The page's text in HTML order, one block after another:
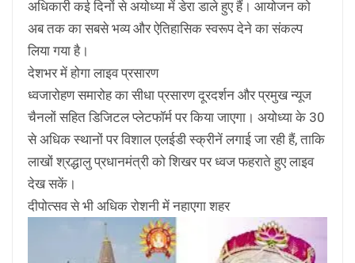
अधिकारी कई दिनों से अयोध्या में डेरा डाले हुए हैं। आयोजन को
अब तक का सबसे भव्य और ऐतिहासिक स्वरूप देने का संकल्प
लिया गया है।
देशभर में होगा लाइव प्रसारण
ध्वजारोहण समारोह का सीधा प्रसारण दूरदर्शन और प्रमुख न्यूज
चैनलों सहित डिजिटल प्लेटफॉर्म पर किया जाएगा। अयोध्या के 30
से अधिक स्थानों पर विशाल एलईडी स्क्रीनें लगाई जा रही हैं, ताकि
लाखों श्रद्धालु प्रधानमंत्री को शिखर पर ध्वज फहराते हुए लाइव
देख सकें।
दीपोत्सव से भी अधिक रोशनी में नहाएगा शहर